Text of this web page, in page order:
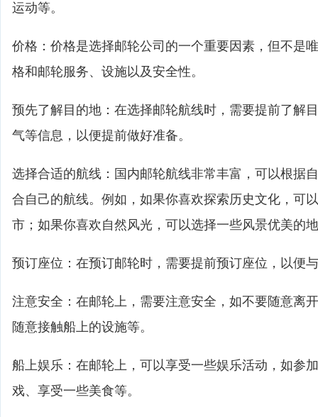
运动等。
价格：价格是选择邮轮公司的一个重要因素，但不是
格和邮轮服务、设施以及安全性。
预先了解目的地：在选择邮轮航线时，需要提前了解
气等信息，以便提前做好准备。
选择合适的航线：国内邮轮航线非常丰富，可以根据
合自己的航线。例如，如果你喜欢探索历史文化，可
市；如果你喜欢自然风光，可以选择一些风景优美的
预订座位：在预订邮轮时，需要提前预订座位，以便
注意安全：在邮轮上，需要注意安全，如不要随意离
随意接触船上的设施等。
船上娱乐：在邮轮上，可以享受一些娱乐活动，如参
戏、享受一些美食等。